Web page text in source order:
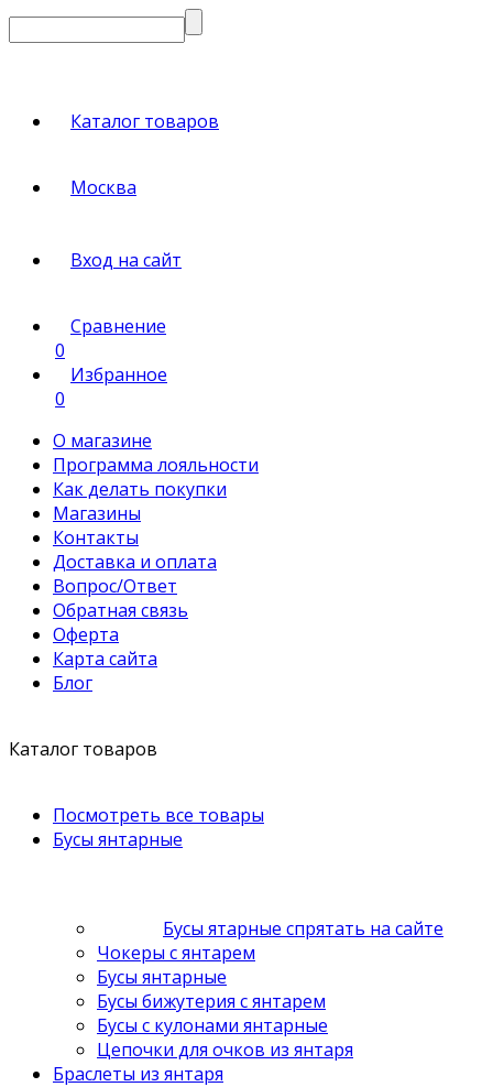
Каталог товаров
Москва
Вход на сайт
Сравнение
0
Избранное
0
О магазине
Программа лояльности
Как делать покупки
Магазины
Контакты
Доставка и оплата
Вопрос/Ответ
Обратная связь
Оферта
Карта сайта
Блог
Каталог товаров
Посмотреть все товары
Бусы янтарные
Бусы ятарные спрятать на сайте
Чокеры с янтарем
Бусы янтарные
Бусы бижутерия с янтарем
Бусы с кулонами янтарные
Цепочки для очков из янтаря
Браслеты из янтаря